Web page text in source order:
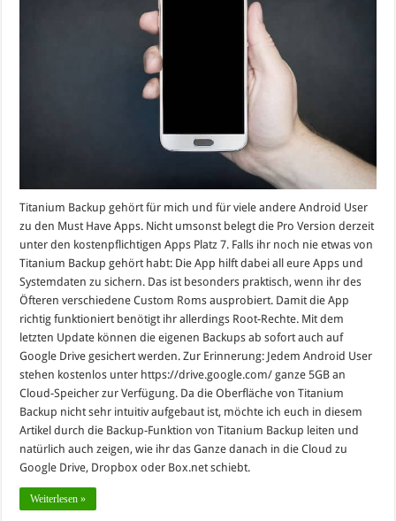
Titanium Backup gehört für mich und für viele andere Android User
zu den Must Have Apps. Nicht umsonst belegt die Pro Version derzeit
unter den kostenpflichtigen Apps Platz 7. Falls ihr noch nie etwas von
Titanium Backup gehört habt: Die App hilft dabei all eure Apps und
Systemdaten zu sichern. Das ist besonders praktisch, wenn ihr des
Öfteren verschiedene Custom Roms ausprobiert. Damit die App
richtig funktioniert benötigt ihr allerdings Root-Rechte. Mit dem
letzten Update können die eigenen Backups ab sofort auch auf
Google Drive gesichert werden. Zur Erinnerung: Jedem Android User
stehen kostenlos unter https://drive.google.com/ ganze 5GB an
Cloud-Speicher zur Verfügung. Da die Oberfläche von Titanium
Backup nicht sehr intuitiv aufgebaut ist, möchte ich euch in diesem
Artikel durch die Backup-Funktion von Titanium Backup leiten und
natürlich auch zeigen, wie ihr das Ganze danach in die Cloud zu
Google Drive, Dropbox oder Box.net schiebt.
Weiterlesen »